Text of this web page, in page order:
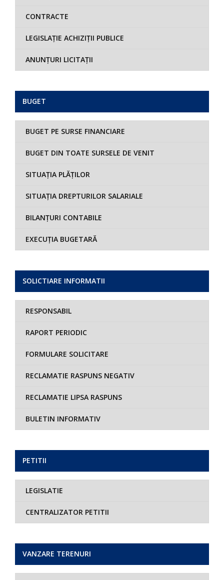
CONTRACTE
LEGISLAȚIE ACHIZIȚII PUBLICE
ANUNȚURI LICITAȚII
BUGET
BUGET PE SURSE FINANCIARE
BUGET DIN TOATE SURSELE DE VENIT
SITUAȚIA PLĂȚILOR
SITUAȚIA DREPTURILOR SALARIALE
BILANȚURI CONTABILE
EXECUȚIA BUGETARĂ
SOLICTIARE INFORMATII
RESPONSABIL
RAPORT PERIODIC
FORMULARE SOLICITARE
RECLAMATIE RASPUNS NEGATIV
RECLAMATIE LIPSA RASPUNS
BULETIN INFORMATIV
PETITII
LEGISLATIE
CENTRALIZATOR PETITII
VANZARE TERENURI